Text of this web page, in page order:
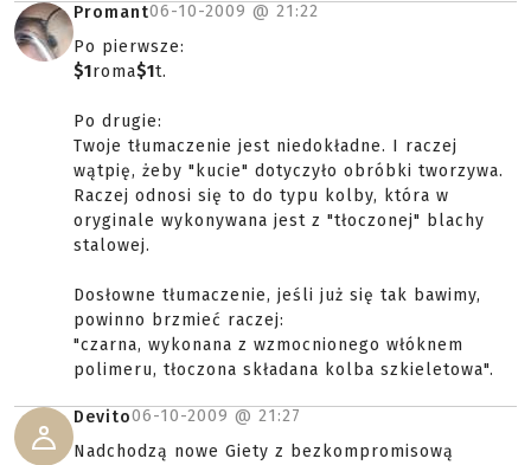
Promant06-10-2009 @ 21:22
Po pierwsze:
$1roma$1t.
Po drugie:
Twoje tłumaczenie jest niedokładne. I raczej
wątpię, żeby "kucie" dotyczyło obróbki tworzywa.
Raczej odnosi się to do typu kolby, która w
oryginale wykonywana jest z "tłoczonej" blachy
stalowej.
Dosłowne tłumaczenie, jeśli już się tak bawimy,
powinno brzmieć raczej:
"czarna, wykonana z wzmocnionego włóknem
polimeru, tłoczona składana kolba szkieletowa".
Devito06-10-2009 @ 21:27
Nadchodzą nowe Giety z bezkompromisową